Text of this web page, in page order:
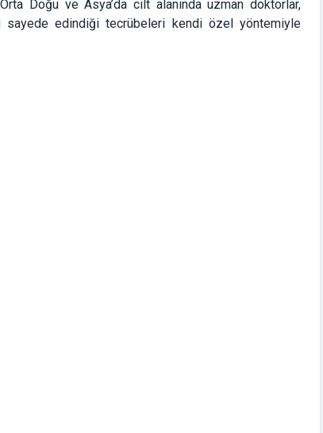
Doğu ve Asya’da cilt alanında uzman doktorlar,
sayede edindiği tecrübeleri kendi özel yöntemiyle